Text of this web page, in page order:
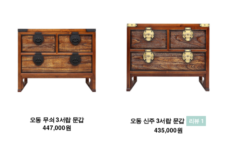
오동 무쇠 3서랍 문갑
447,000원
오동 신주 3서랍 문갑 리뷰 1
435,000원